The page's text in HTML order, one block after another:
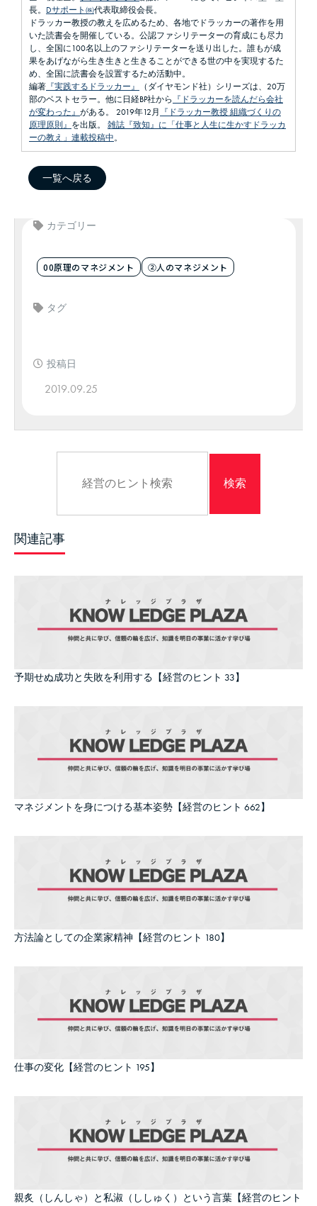
長。 Dサポート㈱代表取締役会長。
ドラッカー教授の教えを広めるため、各地でドラッカーの著作を用
いた読書会を開催している。公認ファシリテーターの育成にも尽力
し、全国に100名以上のファシリテーターを送り出した。誰もが成
果をあげながら生き生きと生きることができる世の中を実現するた
め、全国に読書会を設置するため活動中。
編著 『実践するドラッカー』
（ダイヤモンド社）シリーズは、20万
部のベストセラー。他に日経BP社から 『ドラッカーを読んだら会社
が変わった』 がある。 2019年12月 『ドラッカー教授 組織づくりの
原理原則』 を出版。 雑誌『致知』に「仕事と人生に生かすドラッカ
ーの教え」連載投稿中。
一覧へ戻る
カテゴリー
00原理のマネジメント ②人のマネジメント
タグ
投稿日
2019.09.25
関連記事
予期せぬ成功と失敗を利用する【経営のヒント 33】
マネジメントを身につける基本姿勢【経営のヒント 662】
方法論としての企業家精神【経営のヒント 180】
仕事の変化【経営のヒント 195】
親炙（しんしゃ）と私淑（ししゅく）という言葉【経営のヒント